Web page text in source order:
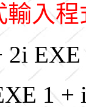
輸入程
2i
1 +